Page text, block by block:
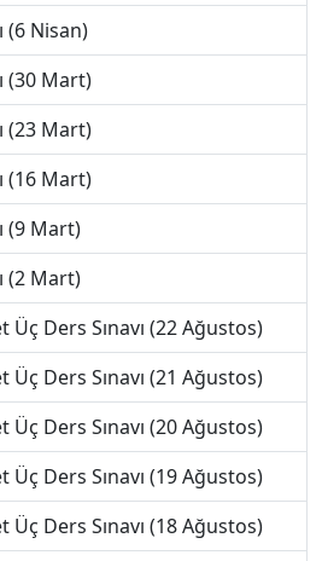
(6 Nisan)
(30 Mart)
(23 Mart)
(16 Mart)
(9 Mart)
(2 Mart)
Ders Sınavı (22 Ağustos)
Ders Sınavı (21 Ağustos)
Ders Sınavı (20 Ağustos)
Ders Sınavı (19 Ağustos)
Ders Sınavı (18 Ağustos)